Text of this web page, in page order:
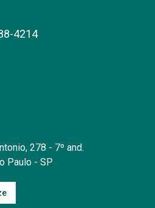
4214
278 - 7º and.
Paulo - SP